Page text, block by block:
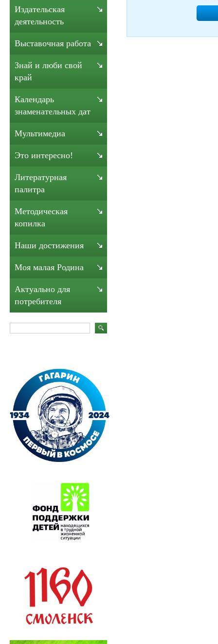
Издательская
деятельность
Выставочная работа
Знай и люби свой
край
Календарь
знаменательных дат
Мультимедиа
Это интересно!
Литературная
палитра
Методическая
копилка
Наши достижения
Моя малая Родина
Актуально для
потребителя